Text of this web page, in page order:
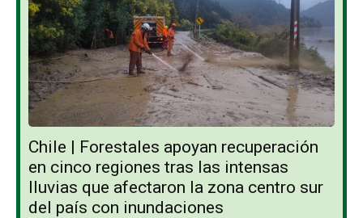
Chile | Forestales apoyan recuperación
en cinco regiones tras las intensas
lluvias que afectaron la zona centro sur
del país con inundaciones